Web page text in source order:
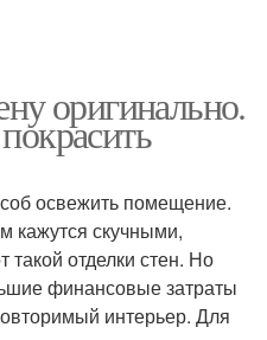
оригинально.
освежить помещение.
кажутся скучными,
такой отделки стен. Но
финансовые затраты
интерьер. Для